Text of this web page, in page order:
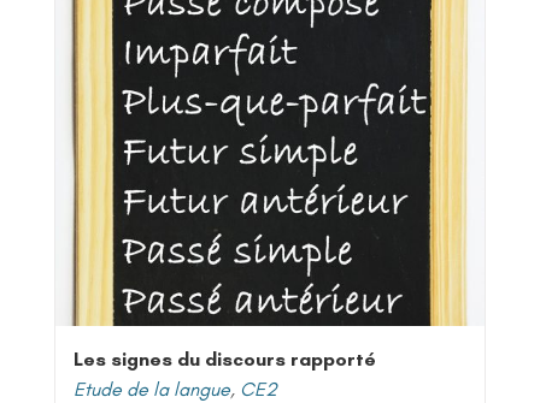
Les signes du discours rapporté
Etude de la langue, CE2